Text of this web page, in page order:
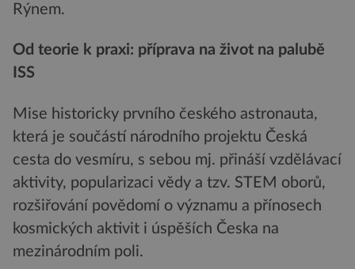
Rýnem.
Od teorie k praxi: příprava na život na palubě
ISS
Mise historicky prvního českého astronauta,
která je součástí národního projektu Česká
cesta do vesmíru, s sebou mj. přináší vzdělávací
aktivity, popularizaci vědy a tzv. STEM oborů,
rozšiřování povědomí o významu a přínosech
kosmických aktivit i úspěších Česka na
mezinárodním poli.